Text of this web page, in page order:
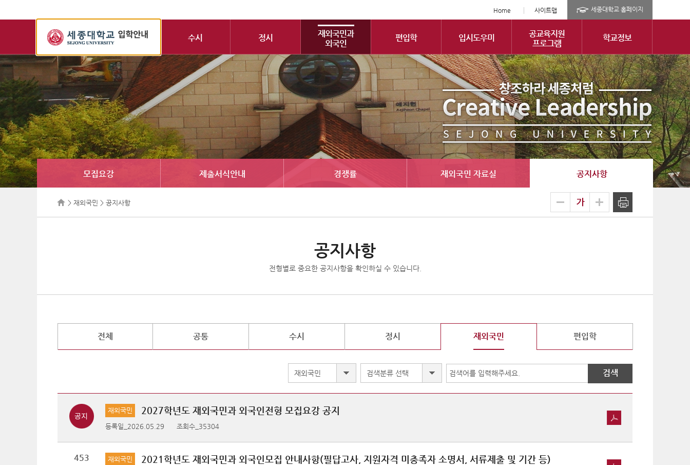
Home 사이트맵 세종대학교 홈페이지
학
교
입
학
정
보
수시 정시
재외국민과
외국인
편입학 입시도우미
공교육지원
프로그램
학교정보
모집요강 제출서식안내 경쟁률 재외국민 자료실 공지사항
> 재외국민 > 공지사항 축소 확대 출력
공지사항
전형별로 중요한 공지사항을 확인하실 수 있습니다.
전체 공통 수시 정시 재외국민 편입학
재외국민 검색분류 선택 검색
재외국민 2027학년도 재외국민과 외국인전형 모집요강 공지
등록일_2026.05.29 조회수_35304
453 재외국민 2021학년도 재외국민과 외국인모집 안내사항(필답고사, 지원자격 미충족자 소명서, 서류제출 및 기간 등)